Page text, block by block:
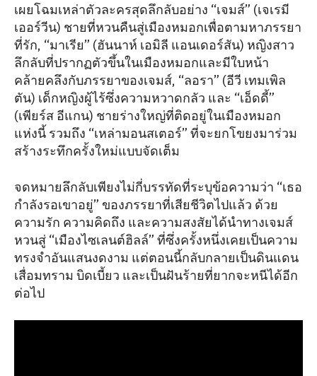
เผยโฉมเหล่าตัวละครสุดลึกลับอย่าง “เจมส์” (เจเรมี
เออร์วีน) ชายที่หวนคืนสู่เมืองหมอกเพื่อตามหาภรรยา
ที่รัก, “มาเรีย” (ฮันนาห์ เอมิลี แอนเดอร์สัน) หญิงสาว
ลึกลับที่ปรากฏตัวขึ้นในเมืองหมอกและมีใบหน้า
คล้ายคลึงกับภรรยาของเจมส์, “ลอรา” (อีวี เทมเพิล
ตัน) เด็กหญิงผู้ไร้ซึ่งความหวาดกลัว และ “เอ็ดดี้”
(เพียร์ส อีแกน) ชายร่างใหญ่ที่ติดอยู่ในเมืองหมอก
แห่งนี้ รวมถึง “เหล่ามอนสเตอร์” ที่จะยกโขยงมาร่วม
สร้างระทึกครั้งใหม่แบบจัดเต็ม
จดหมายลึกลับเพียงไม่กี่บรรทัดที่ระบุข้อความว่า “เธอ
กำลังรอเขาอยู่” ของภรรยาที่เสียชีวิตไปแล้ว ด้วย
ความรัก ความคิดถึง และความสงสัยได้นำทางเจมส์
หวนสู่ “เมืองไซเลนต์ฮิลล์” ที่ซึ่งครั้งหนึ่งเคยเป็นความ
ทรงจำอันแสนงดงาม แต่ตอนนี้กลับกลายเป็นดินแดน
เสื่อมทราม บิดเบี้ยว และเป็นฝันร้ายที่ยากจะหนีได้อีก
ต่อไป